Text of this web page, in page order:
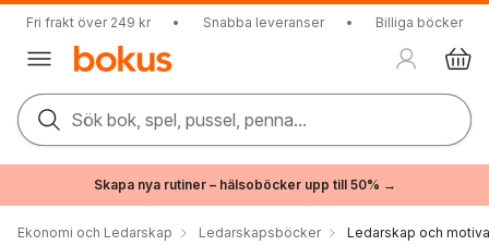
Fri frakt över 249 kr • Snabba leveranser • Billiga böcker
Sök bok, spel, pussel, penna...
Skapa nya rutiner – hälsoböcker upp till 50% →
Ekonomi och Ledarskap Ledarskapsböcker Ledarskap och